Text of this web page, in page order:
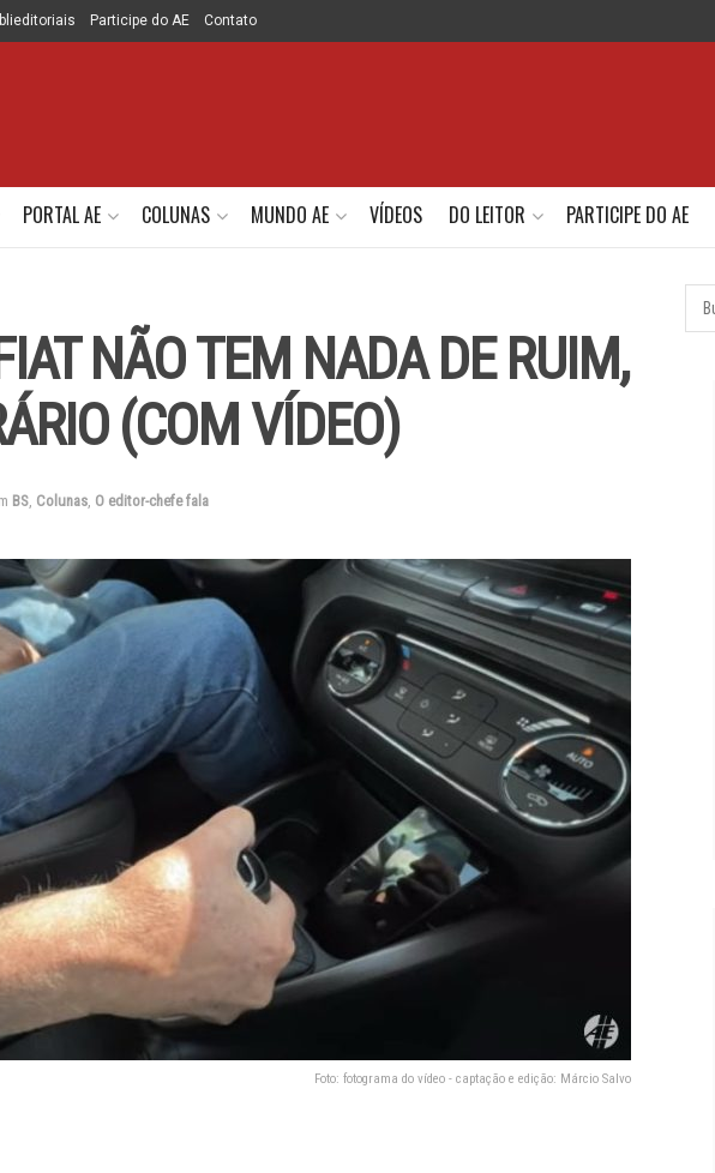
Participe do AE Contato
PORTAL AE COLUNAS MUNDO AE VÍDEOS DO LEITOR PARTICIPE DO AE
NÃO TEM NADA DE RUIM,
(COM VÍDEO)
BS, Colunas, O editor-chefe fala
Foto: fotograma do vídeo - captação e edição: Márcio Salvo